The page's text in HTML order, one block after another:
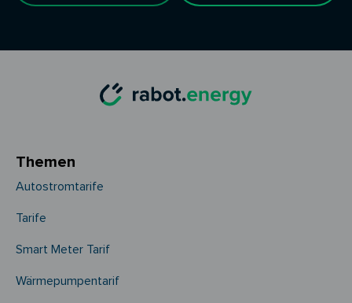
Themen
Autostromtarife
Tarife
Smart Meter Tarif
Wärmepumpentarif